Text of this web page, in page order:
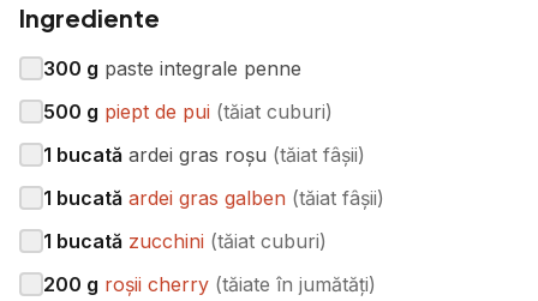
Ingrediente
300 g paste integrale penne
500 g piept de pui (tăiat cuburi)
1 bucată ardei gras roșu (tăiat fâșii)
1 bucată ardei gras galben (tăiat fâșii)
1 bucată zucchini (tăiat cuburi)
200 g roșii cherry (tăiate în jumătăți)